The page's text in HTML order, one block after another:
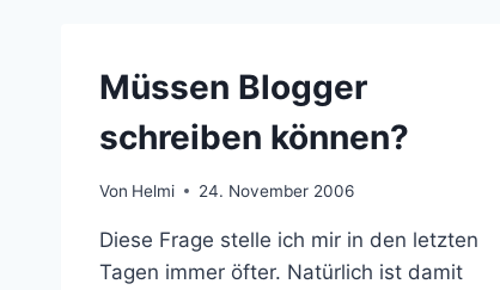
Müssen Blogger
schreiben können?
Von Helmi 24. November 2006
Diese Frage stelle ich mir in den letzten
Tagen immer öfter. Natürlich ist damit